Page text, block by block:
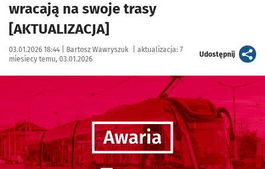
wracają na swoje trasy
[AKTUALIZACJA]
Data publikacji:
03.01.2026 18:44 | Autor:
Bartosz Wawryszuk aktualizacja: 7
miesiecy temu, 03.01.2026
Udostępnijartykuł